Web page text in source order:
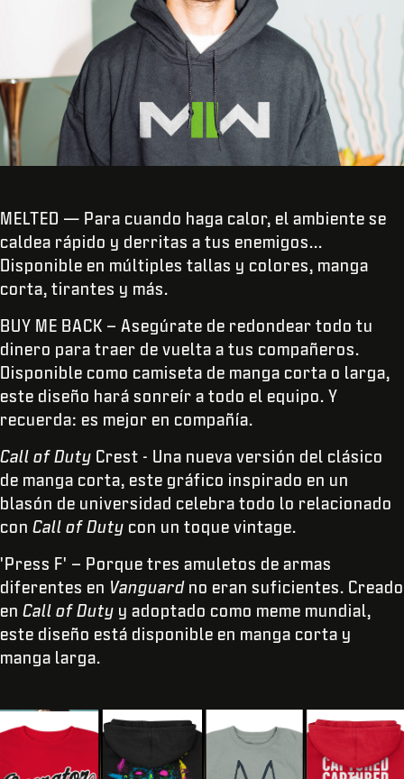
MELTED — Para cuando haga calor, el ambiente se
caldea rápido y derritas a tus enemigos...
Disponible en múltiples tallas y colores, manga
corta, tirantes y más.
BUY ME BACK – Asegúrate de redondear todo tu
dinero para traer de vuelta a tus compañeros.
Disponible como camiseta de manga corta o larga,
este diseño hará sonreír a todo el equipo. Y
recuerda: es mejor en compañía.
Call of Duty Crest - Una nueva versión del clásico
de manga corta, este gráfico inspirado en un
blasón de universidad celebra todo lo relacionado
con Call of Duty con un toque vintage.
'Press F' – Porque tres amuletos de armas
diferentes en Vanguard no eran suficientes. Creado
en Call of Duty y adoptado como meme mundial,
este diseño está disponible en manga corta y
manga larga.